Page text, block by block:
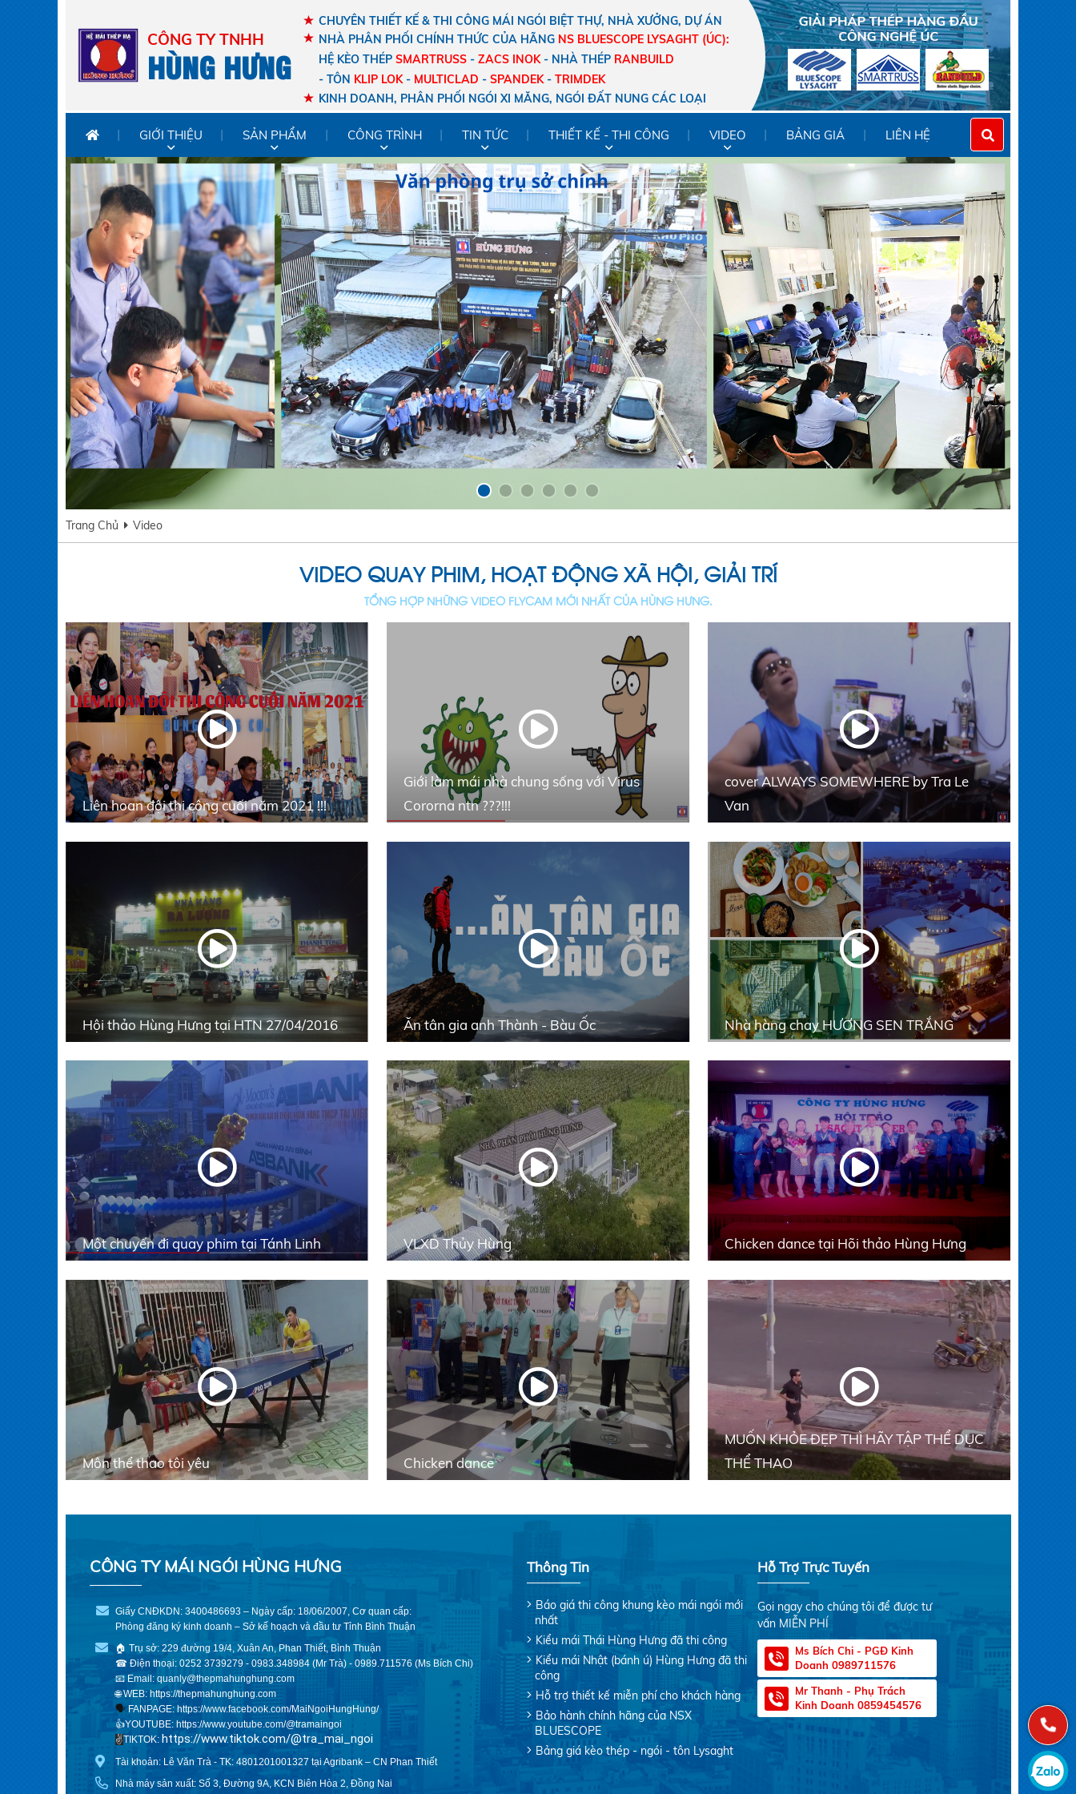
CÔNG TY TNHH
HÙNG HƯNG
CHUYÊN THIẾT KẾ & THI CÔNG MÁI NGÓI BIỆT THỰ, NHÀ XƯỞNG, DỰ ÁN
NHÀ PHÂN PHỐI CHÍNH THỨC CỦA HÃNG NS BLUESCOPE LYSAGHT (ÚC):
HỆ KÈO THÉP SMARTRUSS - ZACS INOK- NHÀ THÉP RANBUILD
- TÔN KLIP LOK- MULTICLAD - SPANDEK- TRIMDEK
KINH DOANH, PHÂN PHỐI NGÓI XI MĂNG, NGÓI ĐẤT NUNG CÁC LOẠI
GIỚI THIỆU SẢN PHẨM CÔNG TRÌNH TIN TỨC THIẾT KẾ - THI CÔNG VIDEO BẢNG GIÁ LIÊN HỆ
Trang Chủ Video
VIDEO QUAY PHIM, HOẠT ĐỘNG XÃ HỘI, GIẢI TRÍ
TỔNG HỢP NHỮNG VIDEO FLYCAM MỚI NHẤT CỦA HÙNG HƯNG.
Liên hoan đội thi công cuối năm 2021 !!!
Giới làm mái nhà chung sống với Virus
Cororna ntn ???!!!
cover ALWAYS SOMEWHERE by Tra Le
Van
Hội thảo Hùng Hưng tại HTN 27/04/2016 Ăn tân gia anh Thành - Bàu Ốc Nhà hàng chay HƯƠNG SEN TRẮNG
Một chuyến đi quay phim tại Tánh Linh VLXD Thủy Hùng Chicken dance tại Hõi thảo Hùng Hưng
Môn thể thao tôi yêu Chicken dance
MUỐN KHỎE ĐẸP THÌ HÃY TẬP THỂ DỤC
THỂ THAO
CÔNG TY MÁI NGÓI HÙNG HƯNG
Giấy CNĐKDN: 3400486693 – Ngày cấp: 18/06/2007, Cơ quan cấp:
Phòng đăng ký kinh doanh – Sở kế hoạch và đầu tư Tỉnh Bình Thuận
🏠 Trụ sở: 229 đường 19/4, Xuân An, Phan Thiết, Bình Thuận
☎ Điện thoại: 0252 3739279 - 0983.348984 (Mr Trà) - 0989.711576 (Ms Bích Chi)
📧 Email: quanly@thepmahunghung.com
🌐 WEB: https://thepmahunghung.com
🗣 FANPAGE: https://www.facebook.com/MaiNgoiHungHung/
👍YOUTUBE: https://www.youtube.com/@tramaingoi
✌️TIKTOK: https://www.tiktok.com/@tra_mai_ngoi
Tài khoản: Lê Văn Trà - TK: 4801201001327 tại Agribank – CN Phan Thiết
Nhà máy sản xuất: Số 3, Đường 9A, KCN Biên Hòa 2, Đồng Nai
Thông Tin
Báo giá thi công khung kèo mái ngói mới
nhất
Kiểu mái Thái Hùng Hưng đã thi công
Kiểu mái Nhật (bánh ú) Hùng Hưng đã thi
công
Hỗ trợ thiết kế miễn phí cho khách hàng
Bảo hành chính hãng của NSX
BLUESCOPE
Bảng giá kèo thép - ngói - tôn Lysaght
Hỗ Trợ Trực Tuyến
Gọi ngay cho chúng tôi để được tư
vấn MIỄN PHÍ
Ms Bích Chi - PGĐ Kinh
Doanh 0989711576
Mr Thanh - Phụ Trách
Kinh Doanh 0859454576